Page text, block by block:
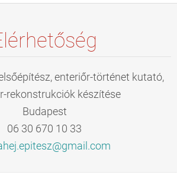
enteriőr-történet kutató,
rekonstrukciók készítése
Budapest
06 30 670 10 33
.epitesz@gmail.com